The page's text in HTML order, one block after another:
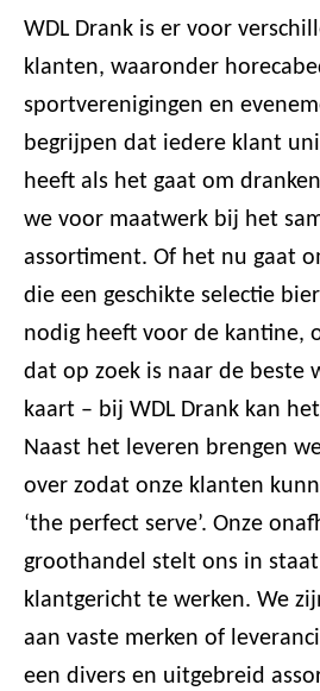
WDL Drank is er voor
klanten, waaronder
sportverenigingen en
begrijpen dat iedere klant
heeft als het gaat om
we voor maatwerk bij het
assortiment. Of het nu gaat
die een geschikte selectie
nodig heeft voor de kantine,
dat op zoek is naar de beste
kaart – bij WDL Drank kan
Naast het leveren brengen
over zodat onze klanten
‘the perfect serve’. Onze
groothandel stelt ons in
klantgericht te werken. We
aan vaste merken of
een divers en uitgebreid